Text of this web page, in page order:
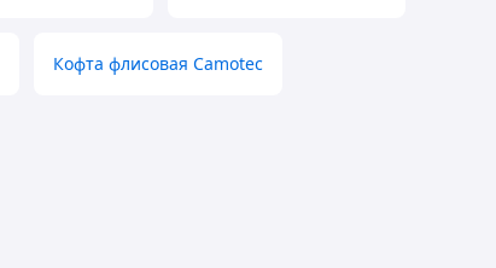
Кофта флисовая Camotec